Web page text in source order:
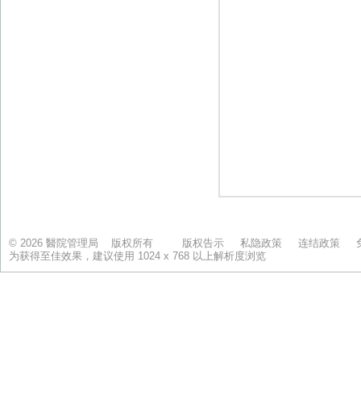
© 2026 醫院管理局 版权所有 版权告示 私隐政策 连结政策
为获得至佳效果，建议使用 1024 x 768 以上解析度浏览